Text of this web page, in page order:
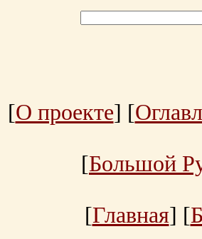
[О проекте] [
[Большой
[Главная] [